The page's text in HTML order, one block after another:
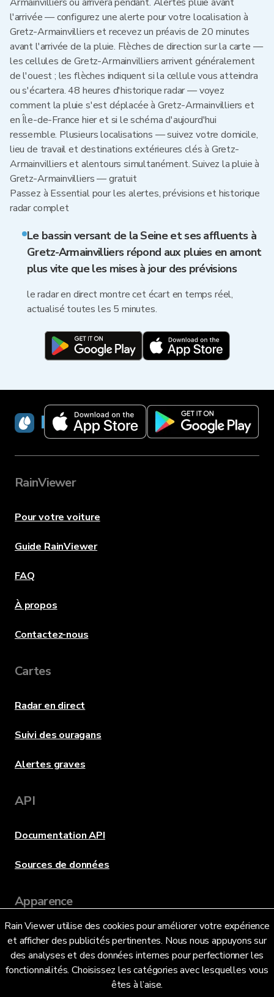
l'arrivée — configurez une alerte pour votre localisation à
Gretz-Armainvilliers et recevez un préavis de 20 minutes
avant l'arrivée de la pluie. Flèches de direction sur la carte —
les cellules de Gretz-Armainvilliers arrivent généralement
de l'ouest ; les flèches indiquent si la cellule vous atteindra
ou s'écartera. 48 heures d'historique radar — voyez
comment la pluie s'est déplacée à Gretz-Armainvilliers et
en Île-de-France hier et si le schéma d'aujourd'hui
ressemble. Plusieurs localisations — suivez votre domicile,
lieu de travail et destinations extérieures clés à Gretz-
Armainvilliers et alentours simultanément. Suivez la pluie à
Gretz-Armainvilliers — gratuit
Passez à Essential pour les alertes, prévisions et historique
radar complet
Le bassin versant de la Seine et ses affluents à
Gretz-Armainvilliers répond aux pluies en amont
plus vite que les mises à jour des prévisions
le radar en direct montre cet écart en temps réel,
actualisé toutes les 5 minutes.
Rain Viewer utilise des cookies pour améliorer votre expérience
et afficher des publicités pertinentes. Nous nous appuyons sur
des analyses et des données internes pour perfectionner les
fonctionnalités. Choisissez les catégories avec lesquelles vous
êtes à l’aise.
RainViewer
RainViewer
Pour votre voiture
Guide RainViewer
FAQ
À propos
Contactez-nous
Cartes
Radar en direct
Suivi des ouragans
Alertes graves
API
Documentation API
Sources de données
Apparence
Langue